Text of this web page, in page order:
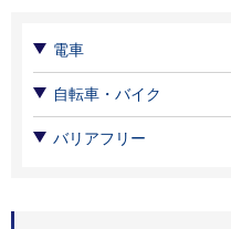
電車
自転車・バイク
バリアフリー